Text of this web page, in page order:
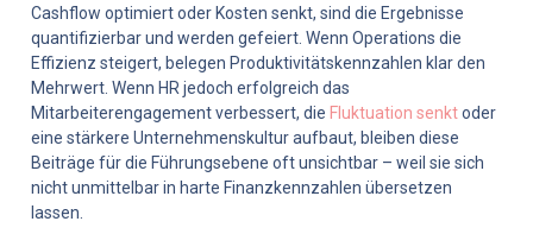
Cashflow optimiert oder Kosten senkt, sind die Ergebnisse
quantifizierbar und werden gefeiert. Wenn Operations die
Effizienz steigert, belegen Produktivitätskennzahlen klar den
Mehrwert. Wenn HR jedoch erfolgreich das
Mitarbeiterengagement verbessert, die Fluktuation senkt oder
eine stärkere Unternehmenskultur aufbaut, bleiben diese
Beiträge für die Führungsebene oft unsichtbar – weil sie sich
nicht unmittelbar in harte Finanzkennzahlen übersetzen
lassen.